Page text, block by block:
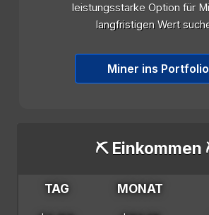
leistungsstarke Option für
langfristigen Wert
Miner ins Portfolio
⛏️ Einkommen
TAG MONAT